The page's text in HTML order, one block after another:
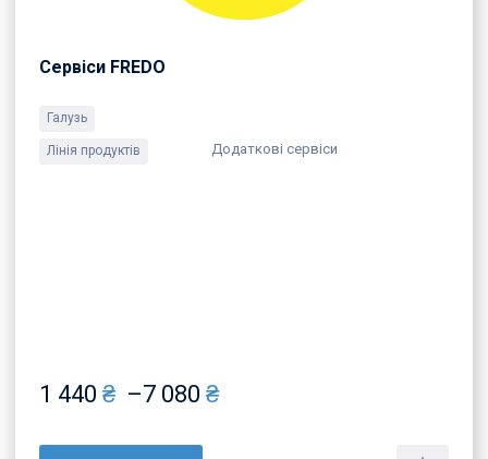
Сервіси FREDO
Галузь
Лінія продуктів Додаткові сервіси
1 440 ₴ –7 080 ₴
Price